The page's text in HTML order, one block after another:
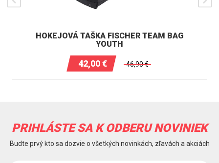
HOKEJOVÁ TAŠKA FISCHER TEAM BAG
YOUTH
42,00€ 46,90€
PRIHLÁSTE SA K ODBERU NOVINIEK
Budte prvý kto sa dozvie o všetkých novinkách, zľavách a akciách